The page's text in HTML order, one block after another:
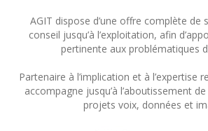
AGIT dispose d’une offre complète de
conseil jusqu’à l’exploitation, afin
pertinente aux problématiques
Partenaire à l’implication et à l’expertise
accompagne jusqu’à l’aboutissement
projets voix, données et